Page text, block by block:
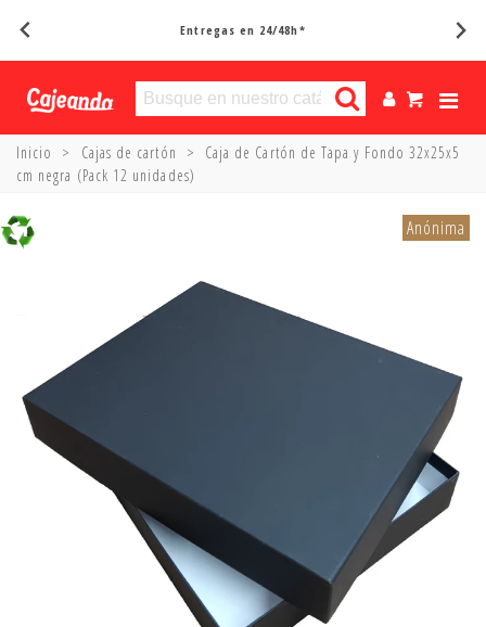
Entregas en 24/48h*
Inicio > Cajas de cartón >
Caja de Cartón de Tapa y Fondo 32x25x5
cm negra (Pack 12 unidades)
Anónima